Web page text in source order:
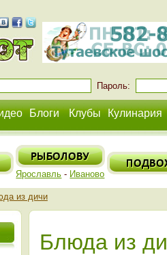
Пароль:
Блоги Клубы Кулинария
Ярославль - Иваново
из дичи
Блюда из